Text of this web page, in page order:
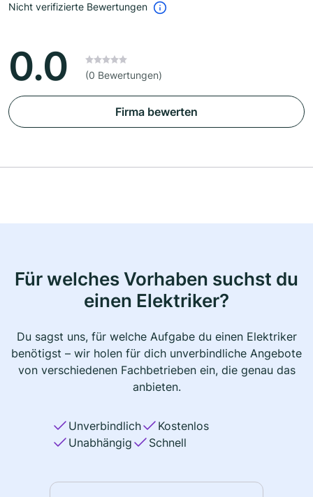
Nicht verifizierte Bewertungen
0.0 (0 Bewertungen)
Firma bewerten
Für welches Vorhaben suchst du
einen Elektriker?
Du sagst uns, für welche Aufgabe du einen Elektriker
benötigst – wir holen für dich unverbindliche Angebote
von verschiedenen Fachbetrieben ein, die genau das
anbieten.
Unverbindlich
Kostenlos
Unabhängig
Schnell